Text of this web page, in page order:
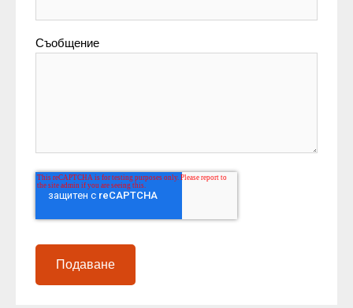
Съобщение